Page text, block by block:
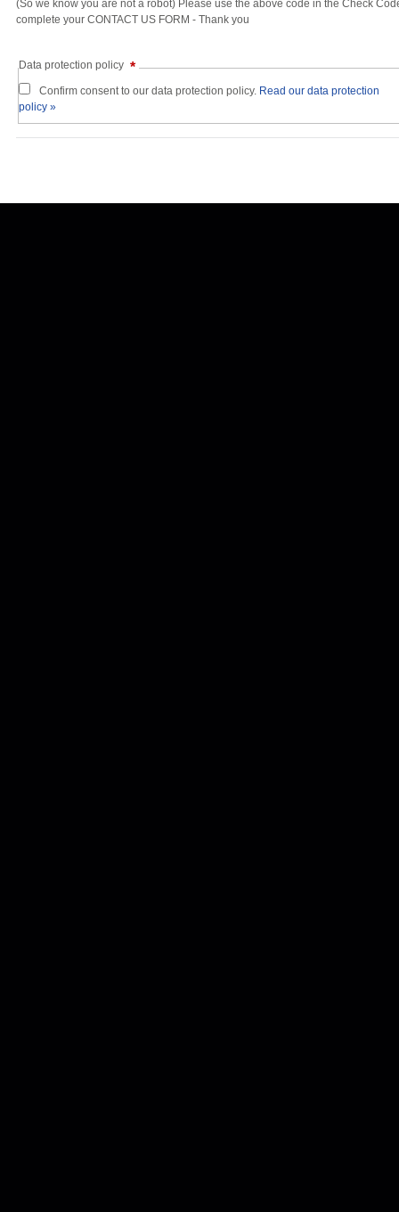
(So we know you are not a robot) Please use the above code in the Check
complete your CONTACT US FORM - Thank you
Data protection policy *
Confirm consent to our data protection policy. Read our data protection
policy »